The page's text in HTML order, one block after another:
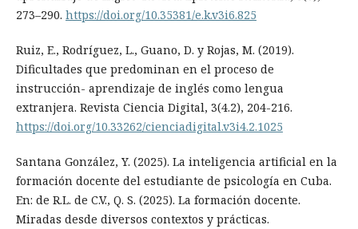
273–290. https://doi.org/10.35381/e.k.v3i6.825
Ruiz, E., Rodríguez, L., Guano, D. y Rojas, M. (2019).
Dificultades que predominan en el proceso de
instrucción- aprendizaje de inglés como lengua
extranjera. Revista Ciencia Digital, 3(4.2), 204-216.
https://doi.org/10.33262/cienciadigital.v3i4.2.1025
Santana González, Y. (2025). La inteligencia artificial en la
formación docente del estudiante de psicología en Cuba.
En: de R.L. de C.V., Q. S. (2025). La formación docente.
Miradas desde diversos contextos y prácticas.